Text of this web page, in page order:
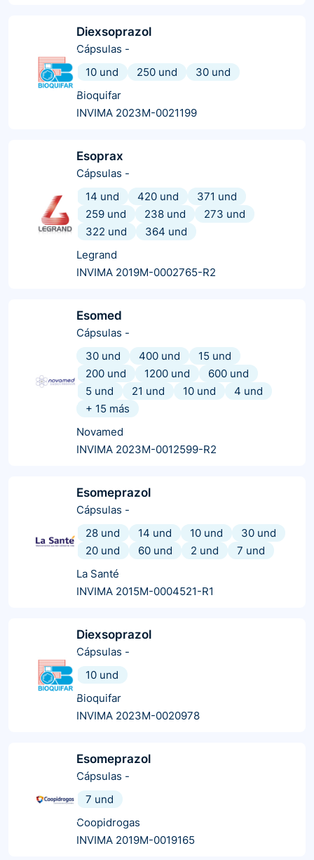
Diexsoprazol
Cápsulas -
10 und
250 und
30 und
Bioquifar
INVIMA 2023M-0021199
Esoprax
Cápsulas -
14 und
420 und
371 und
259 und
238 und
273 und
322 und
364 und
Legrand
INVIMA 2019M-0002765-R2
Esomed
Cápsulas -
30 und
400 und
15 und
200 und
1200 und
600 und
5 und
21 und 10 und
4 und
+ 15 más
Novamed
INVIMA 2023M-0012599-R2
Esomeprazol
Cápsulas -
28 und
14 und 10 und
30 und
20 und
60 und 2 und
7 und
La Santé
INVIMA 2015M-0004521-R1
Diexsoprazol
Cápsulas -
10 und
Bioquifar
INVIMA 2023M-0020978
Esomeprazol
Cápsulas -
7 und
Coopidrogas
INVIMA 2019M-0019165